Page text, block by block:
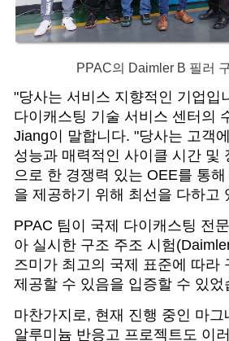
PPAC의 Daimler B 필러
"당사는 서비스 지향적인 기업입
다이캐스팅 기술 서비스 센터의
Jiang이 말합니다. "당사는 고객
성능과 매력적인 사이클 시간 및
으로 한 경쟁력 있는 OEE를 통
을 제공하기 위해 최선을 다하고
PPAC 팀이 국제 다이캐스팅 전
아 실시한 구조 주조 시험
즈미가 최고의 국제 표준에 따라
제공할 수 있음을 입증할 수 있었
마찬가지로, 현재 진행 중인 마그
알루미늄 반응고 프로젝트도 이